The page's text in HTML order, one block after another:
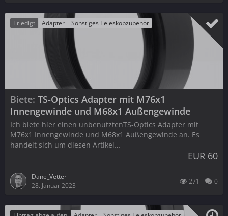
Erledigt Adapter Sonstiges Teleskopzubehör
Biete TS-Optics Adapter mit M76x1
Innengewinde und M68x1 Außengewinde
Ich biete hier einen unbenutztenTS-Optics Adapter mit
M76x1 Innengewinde und M68x1 Außengewinde an. Es
handelt sich um diesen Artikel…
EUR 60
Dane_Vetter
28. Januar 2023
271 0